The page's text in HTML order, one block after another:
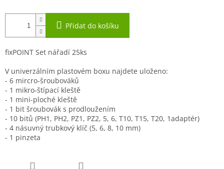
Přidat do košíku
fixPOINT Set nářadí 25ks
V univerzálním plastovém boxu najdete uloženo:
- 6 mircro-šroubováků
- 1 mikro-štípací kleště
- 1 mini-ploché kleště
- 1 bit šroubovák s prodloužením
- 10 bitů (PH1, PH2, PZ1, PZ2, 5, 6, T10, T15, T20, 1adaptér)
- 4 násuvný trubkový klíč (5, 6, 8, 10 mm)
- 1 pinzeta